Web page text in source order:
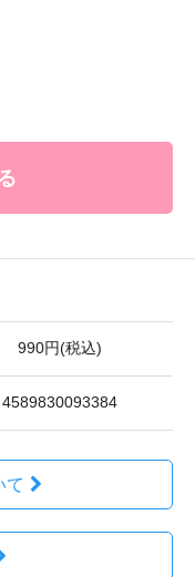
990円(税込)
4589830093384
て